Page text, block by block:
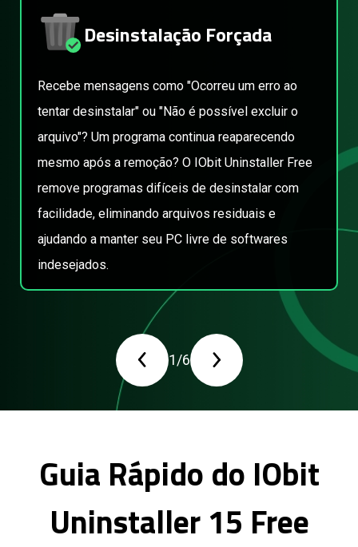
Desinstalação Forçada
Recebe mensagens como "Ocorreu um erro ao
tentar desinstalar" ou "Não é possível excluir o
arquivo"? Um programa continua reaparecendo
mesmo após a remoção? O IObit Uninstaller Free
remove programas difíceis de desinstalar com
facilidade, eliminando arquivos residuais e
ajudando a manter seu PC livre de softwares
indesejados.
1/6
Guia Rápido do IObit
Uninstaller 15 Free